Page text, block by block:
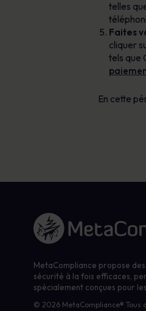
telles
Faites
cliquer
tels que
En cette
Lien vers la page d'accueil
MetaCompliance propose
sécurité à la fois efficaces,
spécialement conçues pour
© 2026 MetaCompliance® Tous